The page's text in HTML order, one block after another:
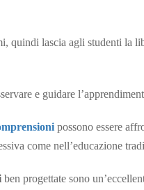
quindi lascia agli studenti
e guidare
possono essere
come nell’educazione
ben progettate sono